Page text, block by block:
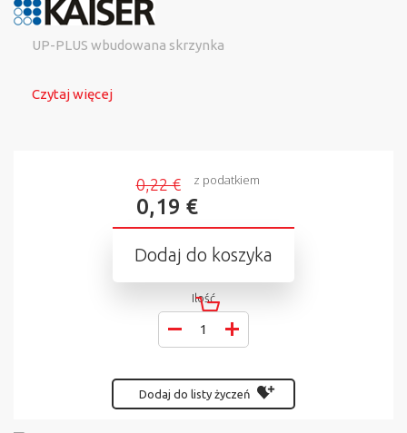
UP-PLUS wbudowana skrzynka
Czytaj więcej
0,22 €
0,19 €
z podatkiem
Dodaj do koszyka
Ilość
Dodaj do listy życzeń